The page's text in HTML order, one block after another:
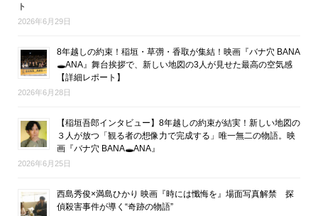
ト
2026年6月29日
8年越しの約束！稲垣・草彅・香取が集結！映画『バナ穴 BANA
🕳ANA』舞台挨拶で、新しい地図の3人が見せた最高の空気感
【詳細レポート】
2026年6月28日
【稲垣吾郎インタビュー】8年越しの約束が結実！新しい地図の
３人が放つ「観る者の想像力で完成する」唯一無二の物語。映
画『バナ穴 BANA🕳ANA』
2026年6月25日
西島秀俊×満島ひかり 映画『時には懺悔を』場面写真解禁 探
偵殺害事件が導く“奇跡の物語”